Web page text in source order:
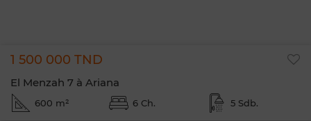
1 500 000 TND
El Menzah 7 à Ariana
600 m² 6 Ch. 5 Sdb.